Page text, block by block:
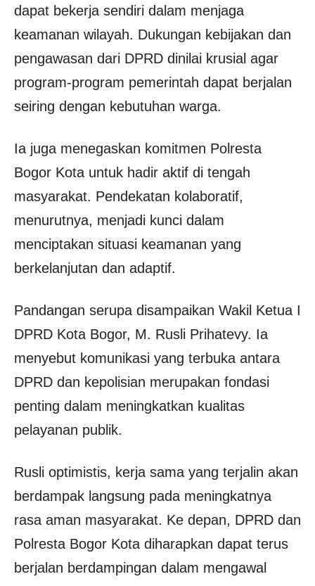
dapat bekerja sendiri dalam menjaga
keamanan wilayah. Dukungan kebijakan dan
pengawasan dari DPRD dinilai krusial agar
program-program pemerintah dapat berjalan
seiring dengan kebutuhan warga.
Ia juga menegaskan komitmen Polresta
Bogor Kota untuk hadir aktif di tengah
masyarakat. Pendekatan kolaboratif,
menurutnya, menjadi kunci dalam
menciptakan situasi keamanan yang
berkelanjutan dan adaptif.
Pandangan serupa disampaikan Wakil Ketua I
DPRD Kota Bogor, M. Rusli Prihatevy. Ia
menyebut komunikasi yang terbuka antara
DPRD dan kepolisian merupakan fondasi
penting dalam meningkatkan kualitas
pelayanan publik.
Rusli optimistis, kerja sama yang terjalin akan
berdampak langsung pada meningkatnya
rasa aman masyarakat. Ke depan, DPRD dan
Polresta Bogor Kota diharapkan dapat terus
berjalan berdampingan dalam mengawal